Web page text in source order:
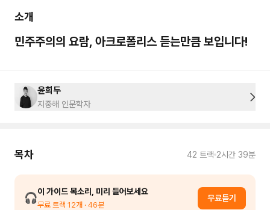
소개
민주주의의 요람, 아크로폴리스 듣는만큼 보입니다!
윤희두
지중해 인문학자
목차 42 트랙 2시간 39분
🎧이 가이드 목소리, 미리 들어보세요
무료 트랙 12개 · 46분
무료듣기